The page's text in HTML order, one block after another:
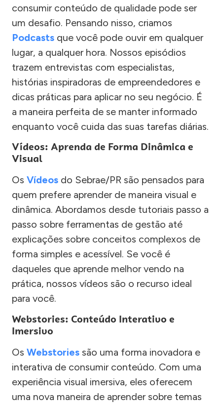
consumir conteúdo de qualidade pode ser
um desafio. Pensando nisso, criamos
Podcasts que você pode ouvir em qualquer
lugar, a qualquer hora. Nossos episódios
trazem entrevistas com especialistas,
histórias inspiradoras de empreendedores e
dicas práticas para aplicar no seu negócio. É
a maneira perfeita de se manter informado
enquanto você cuida das suas tarefas diárias.
Vídeos: Aprenda de Forma Dinâmica e
Visual
Os Vídeos do Sebrae/PR são pensados para
quem prefere aprender de maneira visual e
dinâmica. Abordamos desde tutoriais passo a
passo sobre ferramentas de gestão até
explicações sobre conceitos complexos de
forma simples e acessível. Se você é
daqueles que aprende melhor vendo na
prática, nossos vídeos são o recurso ideal
para você.
Webstories: Conteúdo Interativo e
Imersivo
Os Webstories são uma forma inovadora e
interativa de consumir conteúdo. Com uma
experiência visual imersiva, eles oferecem
uma nova maneira de aprender sobre temas